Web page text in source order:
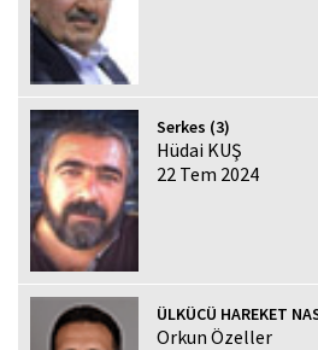
Serkes (3)
Hüdai KUŞ
22 Tem 2024
ÜLKÜCÜ HAREKET
Orkun Özeller